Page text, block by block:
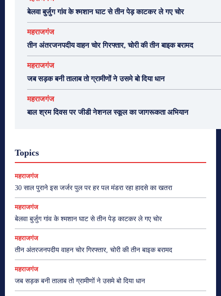
बेलवा बुर्जुग गांव के श्मशान घाट से तीन पेड़ काटकर ले गए चोर
महराजगंज
तीन अंतरजनपदीय वाहन चोर गिरफ्तार, चोरी की तीन बाइक बरामद
महराजगंज
जब सड़क बनी तालाब तो ग्रामीणों ने उसमे बो दिया धान
महराजगंज
बाल श्रम दिवस पर जीडी नेशनल स्कूल का जागरूकता अभियान
Topics
महराजगंज
30 साल पुराने इस जर्जर पुल पर हर पल मंडरा रहा हादसे का खतरा
महराजगंज
बेलवा बुर्जुग गांव के श्मशान घाट से तीन पेड़ काटकर ले गए चोर
महराजगंज
तीन अंतरजनपदीय वाहन चोर गिरफ्तार, चोरी की तीन बाइक बरामद
महराजगंज
जब सड़क बनी तालाब तो ग्रामीणों ने उसमे बो दिया धान